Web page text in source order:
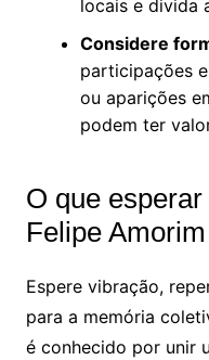
locais e divida
Considere
participações
ou aparições
podem ter
O que
Felipe Amorim
Espere vibração,
para a memória
é conhecido por unir